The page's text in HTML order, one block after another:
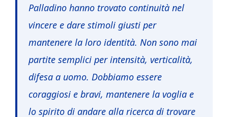
Palladino hanno trovato continuità nel
vincere e dare stimoli giusti per
mantenere la loro identità. Non sono mai
partite semplici per intensità, verticalità,
difesa a uomo. Dobbiamo essere
coraggiosi e bravi, mantenere la voglia e
lo spirito di andare alla ricerca di trovare